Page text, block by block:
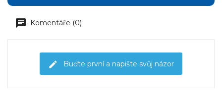
Komentáře (0)
Buďte první a napište svůj názor